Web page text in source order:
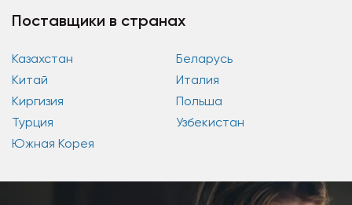
Поставщики в странах
Казахстан
Беларусь
Китай
Италия
Киргизия
Польша
Турция
Узбекистан
Южная Корея